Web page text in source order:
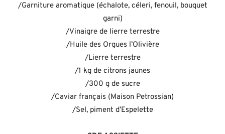
/Garniture aromatique (échalote, céleri, fenouil, bouquet
garni)
/Vinaigre de lierre terrestre
/Huile des Orgues l’Olivière
/Lierre terrestre
/1 kg de citrons jaunes
/300 g de sucre
/Caviar français (Maison Petrossian)
/Sel, piment d’Espelette